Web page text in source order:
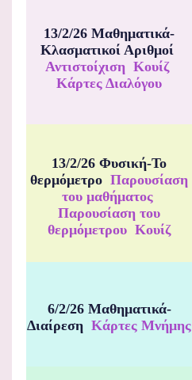
13/2/26 Μαθηματικά-
Κλασματικοί Αριθμοί
Αντιστοίχιση Κουίζ
Κάρτες Διαλόγου
13/2/26 Φυσική-Το
θερμόμετρο Παρουσίαση
του μαθήματος
Παρουσίαση του
θερμόμετρου Κουίζ
6/2/26 Μαθηματικά-
Διαίρεση Κάρτες Μνήμης